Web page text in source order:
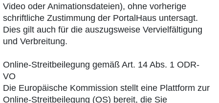
Video oder Animationsdateien), ohne vorherige
schriftliche Zustimmung der PortalHaus untersagt.
Dies gilt auch für die auszugsweise Vervielfältigung
und Verbreitung.
Online-Streitbeilegung gemäß Art. 14 Abs. 1 ODR-
VO
Die Europäische Kommission stellt eine Plattform zur
Online-Streitbeilegung (OS) bereit, die Sie